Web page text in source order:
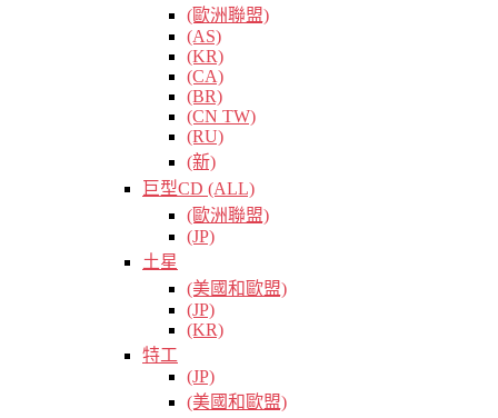
(歐洲聯盟)
(AS)
(KR)
(CA)
(BR)
(CN TW)
(RU)
(新)
巨型CD (ALL)
(歐洲聯盟)
(JP)
土星
(美國和歐盟)
(JP)
(KR)
特工
(JP)
(美國和歐盟)